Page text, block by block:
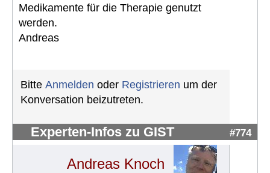
Medikamente für die Therapie genutzt
werden.
Andreas
Bitte Anmelden oder Registrieren um der
Konversation beizutreten.
Experten-Infos zu GIST #774
Andreas Knoch